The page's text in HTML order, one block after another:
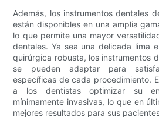
Además, los instrumentos dentales
están disponibles en una amplia
lo que permite una mayor
dentales. Ya sea una delicada lima
quirúrgica robusta, los instrumentos
se pueden adaptar para
específicas de cada procedimiento.
a los dentistas optimizar su
mínimamente invasivas, lo que en
mejores resultados para sus